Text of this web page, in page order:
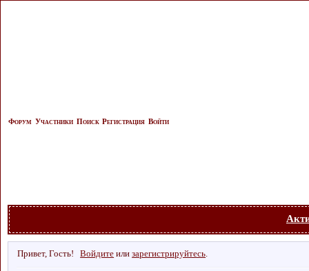
Форум Участники Поиск Регистрация Войти
Привет, Гость! Войдите илизарегистрируйтесь.